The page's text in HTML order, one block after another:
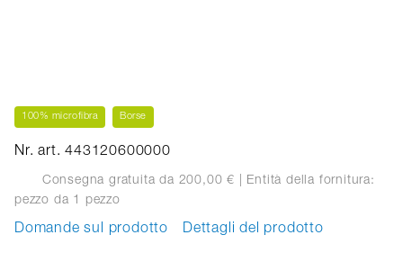
100% microfibra Borse
Nr. art. 443120600000
Consegna gratuita da 200,00 € | Entità della fornitura:
pezzo da 1 pezzo
Domande sul prodotto Dettagli del prodotto